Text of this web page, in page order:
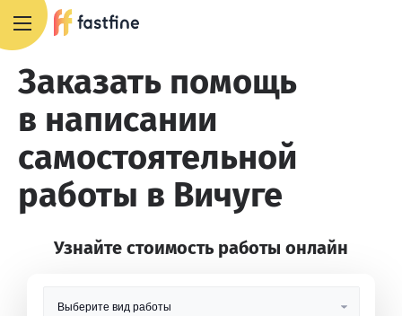
Заказать помощь
в написании
самостоятельной
работы в Вичуге
Узнайте стоимость работы онлайн